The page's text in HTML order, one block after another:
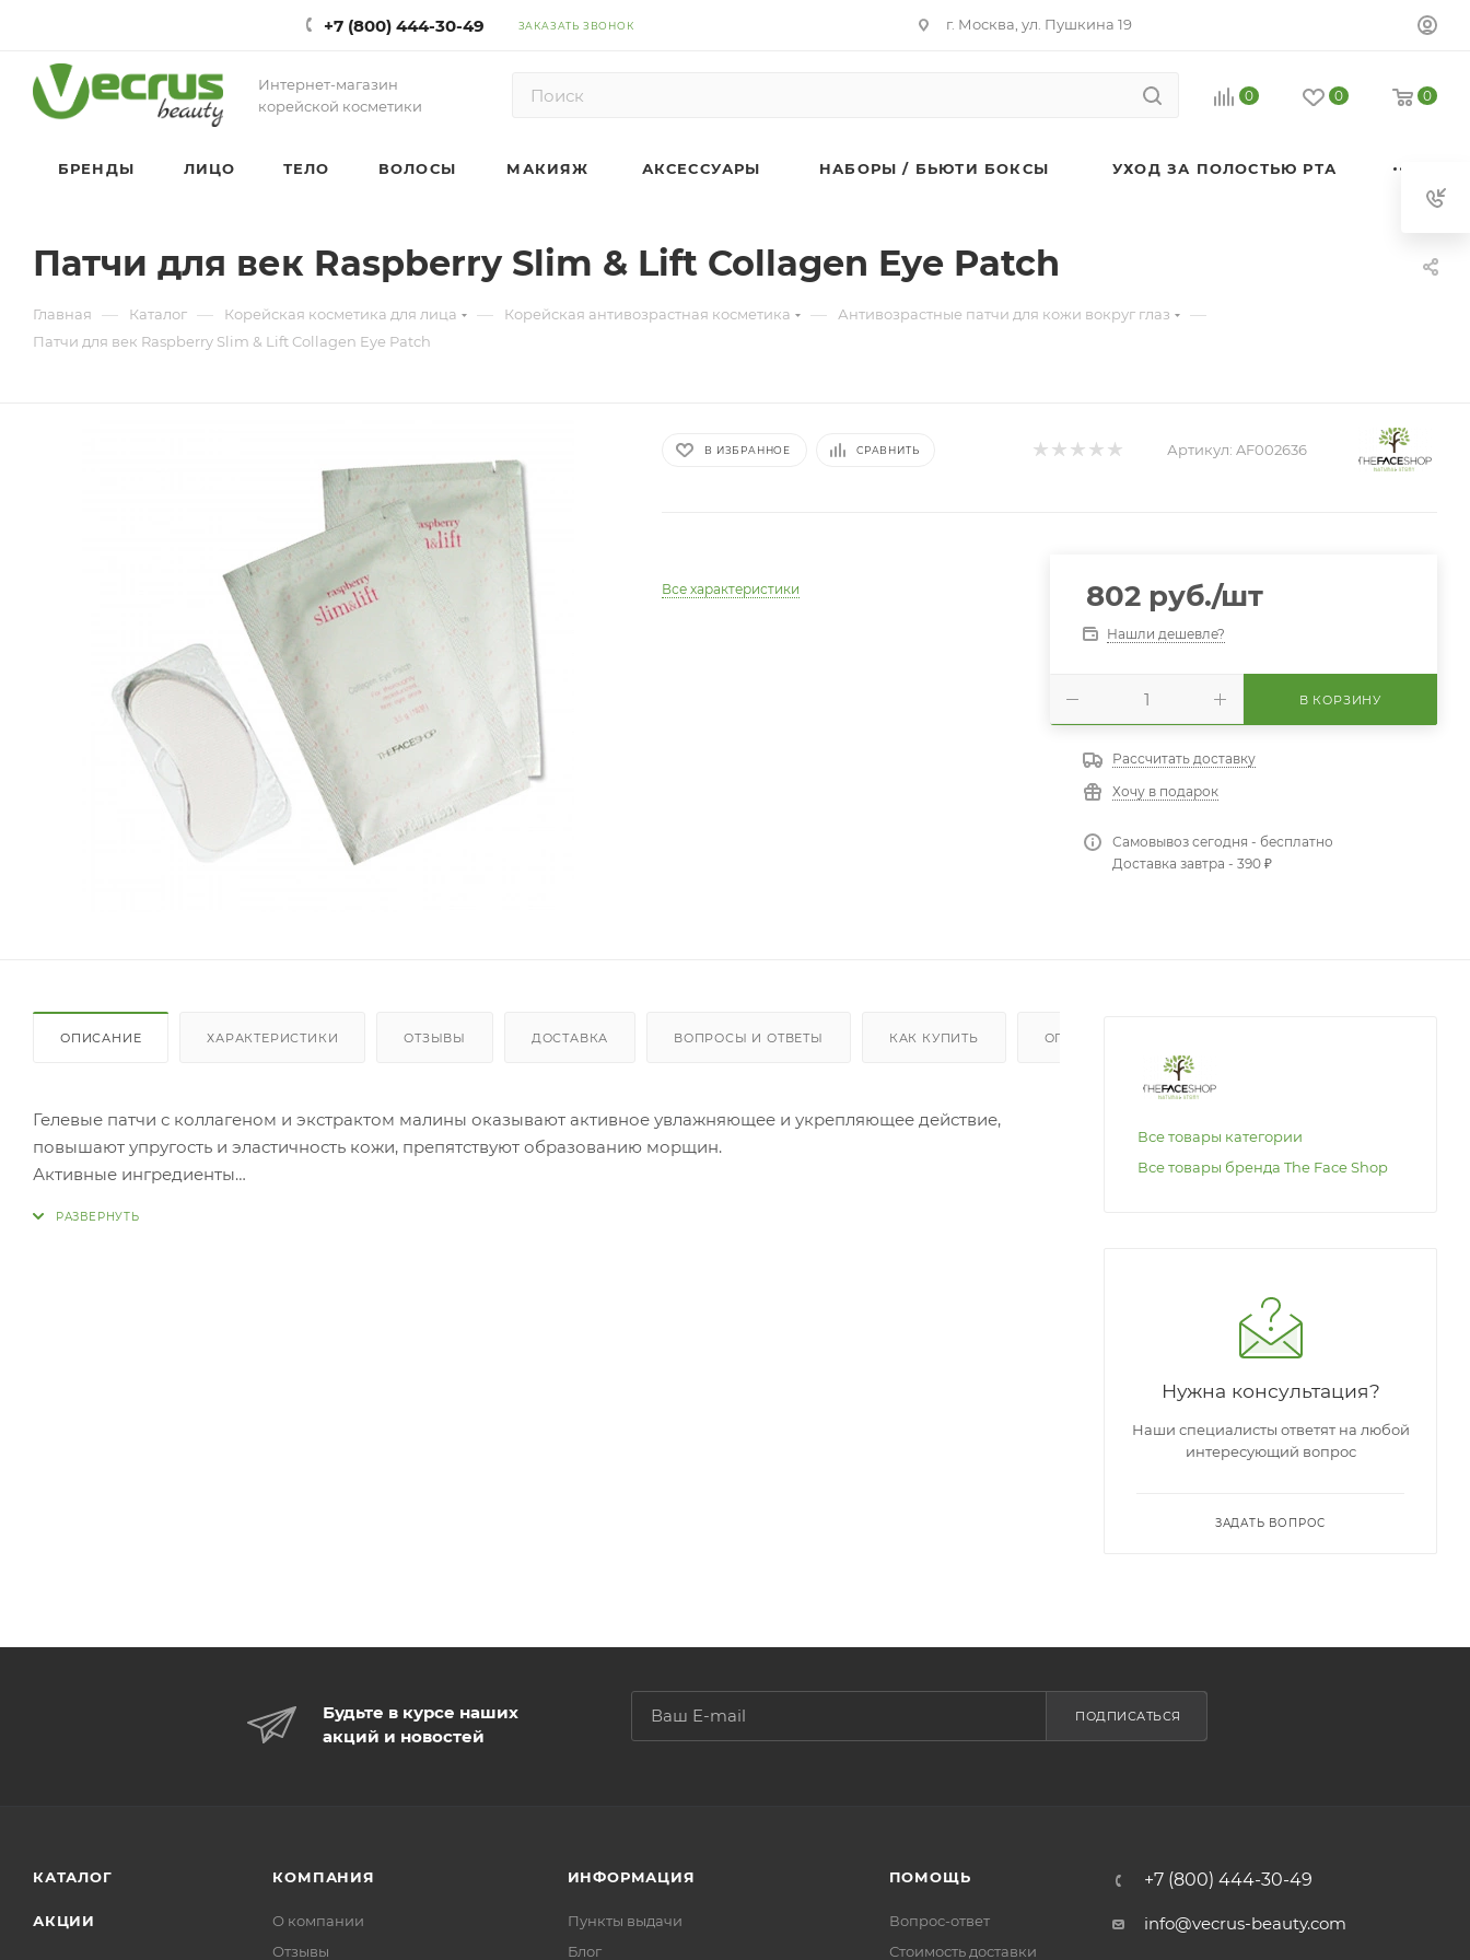
+7 (800) 444-30-49 ЗАКАЗАТЬ ЗВОНОК г. Москва, ул. Пушкина 19
Интернет-магазин
корейской косметики
0 0 0
БРЕНДЫ ЛИЦО ТЕЛО ВОЛОСЫ МАКИЯЖ АКСЕССУАРЫ НАБОРЫ / БЬЮТИ БОКСЫ УХОД ЗА ПОЛОСТЬЮ РТА
Патчи для век Raspberry Slim & Lift Collagen Eye Patch
Главная — Каталог — Корейская косметика для лица — Корейская антивозрастная косметика — Антивозрастные патчи для кожи вокруг глаз —
Патчи для век Raspberry Slim & Lift Collagen Eye Patch
В ИЗБРАННОЕ СРАВНИТЬ Артикул: AF002636
Все характеристики 802руб./шт
Нашли дешевле?
В КОРЗИНУ
Рассчитать доставку
Хочу в подарок
Самовывоз сегодня - бесплатно
Доставка завтра - 390 ₽
ОПИСАНИЕ ХАРАКТЕРИСТИКИ ОТЗЫВЫ ДОСТАВКА ВОПРОСЫ И ОТВЕТЫ КАК КУПИТЬ ОПЛАТА
Гелевые патчи с коллагеном и экстрактом малины оказывают активное увлажняющее и укрепляющее действие,
повышают упругость и эластичность кожи, препятствуют образованию морщин.
Активные ингредиенты
Все товары категории
Все товары бренда The Face Shop
Нужна консультация?
Наши специалисты ответят на любой
интересующий вопрос
ЗАДАТЬ ВОПРОС
Будьте в курсе наших
акций и новостей
ПОДПИСАТЬСЯ
КАТАЛОГ
АКЦИИ
КОМПАНИЯ
О компании
Отзывы
ИНФОРМАЦИЯ
Пункты выдачи
Блог
ПОМОЩЬ
Вопрос-ответ
Стоимость доставки
+7 (800) 444-30-49
info@vecrus-beauty.com